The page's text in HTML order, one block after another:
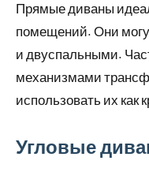
Прямые диваны
помещений. Они
и двуспальными.
механизмами
использовать их как
Угловые